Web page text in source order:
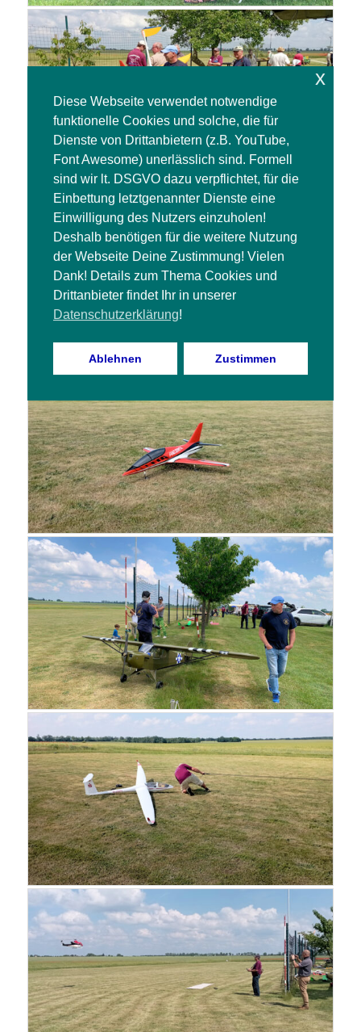
Diese Webseite verwendet notwendige
funktionelle Cookies und solche, die für
Dienste von Drittanbietern (z.B. YouTube,
Font Awesome) unerlässlich sind. Formell
sind wir lt. DSGVO dazu verpflichtet, für die
Einbettung letztgenannter Dienste eine
Einwilligung des Nutzers einzuholen!
Deshalb benötigen für die weitere Nutzung
der Webseite Deine Zustimmung! Vielen
Dank! Details zum Thema Cookies und
Drittanbieter findet Ihr in unserer
Datenschutzerklärung!
Ablehnen Zustimmen
x